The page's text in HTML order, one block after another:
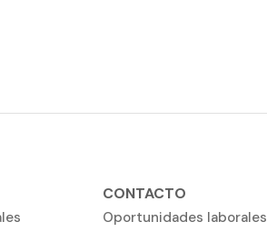
CONTACTO
Oportunidades laborales